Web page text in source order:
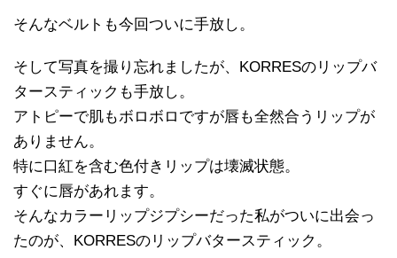
そんなベルトも今回ついに手放し。
そして写真を撮り忘れましたが、KORRESのリップバ
タースティックも手放し。
アトピーで肌もボロボロですが唇も全然合うリップが
ありません。
特に口紅を含む色付きリップは壊滅状態。
すぐに唇があれます。
そんなカラーリップジプシーだった私がついに出会っ
たのが、KORRESのリップバタースティック。